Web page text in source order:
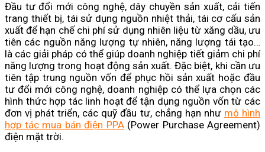
Đầu tư đổi mới công nghệ, dây chuyền sản xuất, cải tiến
trang thiết bị, tái sử dụng nguồn nhiệt thải, tái cơ cấu sản
xuất để hạn chế chi phí sử dụng nhiên liệu từ xăng dầu, ưu
tiên các nguồn năng lượng tự nhiên, năng lượng tái tạo…
là các giải pháp có thể giúp doanh nghiệp tiết giảm chi phí
năng lượng trong hoạt động sản xuất. Đặc biệt, khi cần ưu
tiên tập trung nguồn vốn để phục hồi sản xuất hoặc đầu
tư đổi mới công nghệ, doanh nghiệp có thể lựa chọn các
hình thức hợp tác linh hoạt để tận dụng nguồn vốn từ các
đơn vị phát triển, các quỹ đầu tư, chẳng hạn như mô hình
hợp tác mua bán điện PPA(Power Purchase Agreement)
điện mặt trời.